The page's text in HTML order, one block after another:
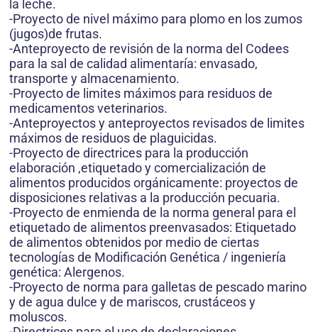
la leche.
-Proyecto de nivel máximo para plomo en los zumos
(jugos)de frutas.
-Anteproyecto de revisión de la norma del Codees
para la sal de calidad alimentaría: envasado,
transporte y almacenamiento.
-Proyecto de limites máximos para residuos de
medicamentos veterinarios.
-Anteproyectos y anteproyectos revisados de limites
máximos de residuos de plaguicidas.
-Proyecto de directrices para la producción
elaboración ,etiquetado y comercialización de
alimentos producidos orgánicamente: proyectos de
disposiciones relativas a la producción pecuaria.
-Proyecto de enmienda de la norma general para el
etiquetado de alimentos preenvasados: Etiquetado
de alimentos obtenidos por medio de ciertas
tecnologías de Modificación Genética / ingeniería
genética: Alergenos.
-Proyecto de norma para galletas de pescado marino
y de agua dulce y de mariscos, crustáceos y
moluscos.